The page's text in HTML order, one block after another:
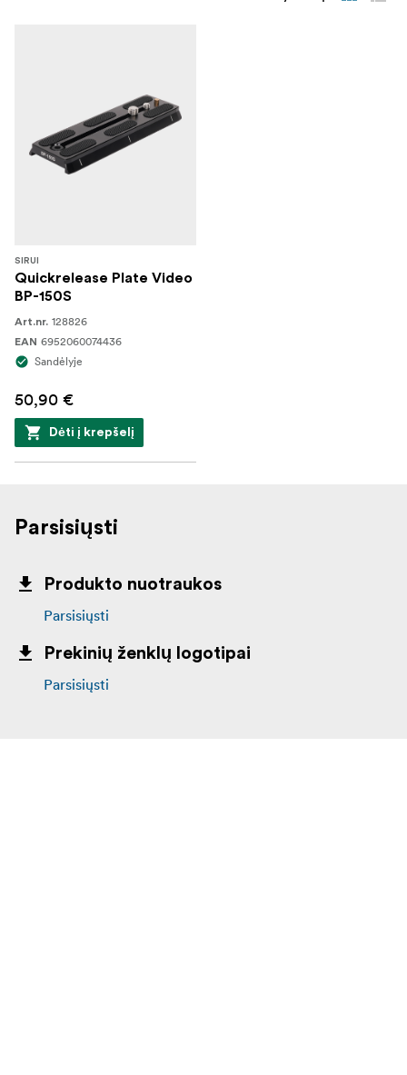
SIRUI
Quickrelease Plate Video
BP-150S
Art.nr. 128826
EAN 6952060074436
Sandėlyje
50,90 €
Dėti į krepšelį
Parsisiųsti
Produkto nuotraukos
Parsisiųsti
Prekinių ženklų logotipai
Parsisiųsti